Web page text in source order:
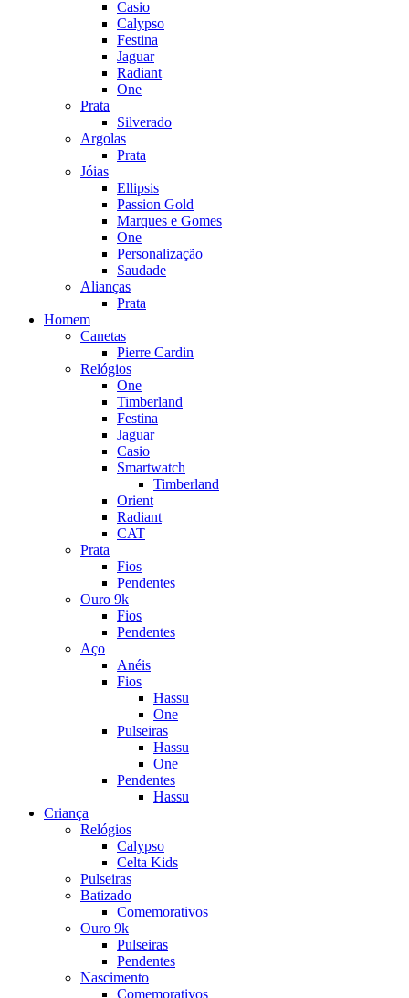
Casio
Calypso
Festina
Jaguar
Radiant
One
Prata
Silverado
Argolas
Prata
Jóias
Ellipsis
Passion Gold
Marques e Gomes
One
Personalização
Saudade
Alianças
Prata
Homem
Canetas
Pierre Cardin
Relógios
One
Timberland
Festina
Jaguar
Casio
Smartwatch
Timberland
Orient
Radiant
CAT
Prata
Fios
Pendentes
Ouro 9k
Fios
Pendentes
Aço
Anéis
Fios
Hassu
One
Pulseiras
Hassu
One
Pendentes
Hassu
Criança
Relógios
Calypso
Celta Kids
Pulseiras
Batizado
Comemorativos
Ouro 9k
Pulseiras
Pendentes
Nascimento
Comemorativos